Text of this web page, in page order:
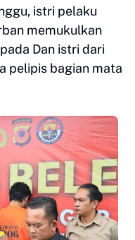
istri pelaku
memukulkan
Dan istri dari
pelipis bagian mata